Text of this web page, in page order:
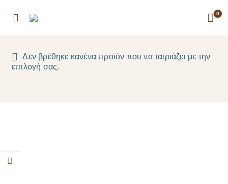
0
Δεν βρέθηκε κανένα προϊόν που να ταιριάζει με την
επιλογή σας.